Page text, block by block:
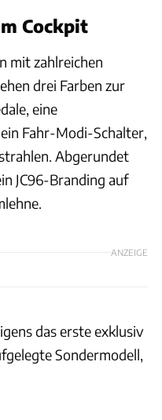
Cockpit
mit zahlreichen
drei Farben zur
eine
Fahr-Modi-Schalter,
Abgerundet
JC96-Branding auf
ANZEIGE
das erste exklusiv
Sondermodell,